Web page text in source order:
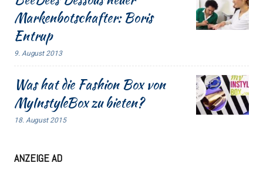
Markenbotschafter: Boris
Entrup
9. August 2013
Was hat die Fashion Box von
MyInstyleBox zu bieten?
18. August 2015
ANZEIGE AD